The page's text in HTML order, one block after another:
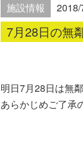
施設情報
7月28日の無
明日7月28日は無
あらかじめご了承